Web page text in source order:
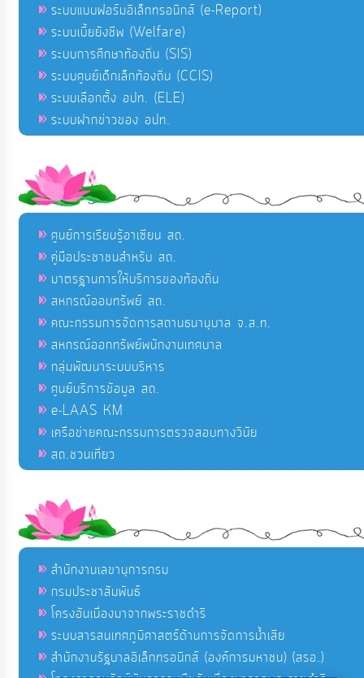
ระบบแบบฟอร์มอิเล็กทรอนิกส์ (e-Report)
ระบบเบี้ยยังชีพ (Welfare)
ระบบการศึกษาท้องถิ่น (SIS)
ระบบศูนย์เด็กเล็กท้องถิ่น (CCIS)
ระบบเลือกตั้ง อปท. (ELE)
ระบบฝากข่าวของ อปท.
ศูนย์การเรียนรู้อาเซียน สถ.
คู่มือประชาชนสำหรับ สถ.
มาตรฐานการให้บริการของท้องถิ่น
สหกรณ์ออมทรัพย์ สถ.
คณะกรรมการจัดการสถานธนานุบาล จ.ส.ท.
สหกรณ์ออกทรัพย์พนักงานเทศบาล
กลุ่มพัฒนาระบบบริหาร
ศูนย์บริการข้อมูล สถ.
e-LAAS KM
เครือข่ายคณะกรรมการตรวจสอบทางวินัย
สถ.ชวนเที่ยว
สำนักงานเลขานุการกรม
กรมประชาสัมพันธ์
โครงอันเนื่องมาจากพระราชดำริ
ระบบสารสนเทศภูมิศาสตร์ด้านการจัดการน้ำเสีย
สำนักงานรัฐบาลอิเล็กทรอนิกส์ (องค์การมหาชน) (สรอ.)